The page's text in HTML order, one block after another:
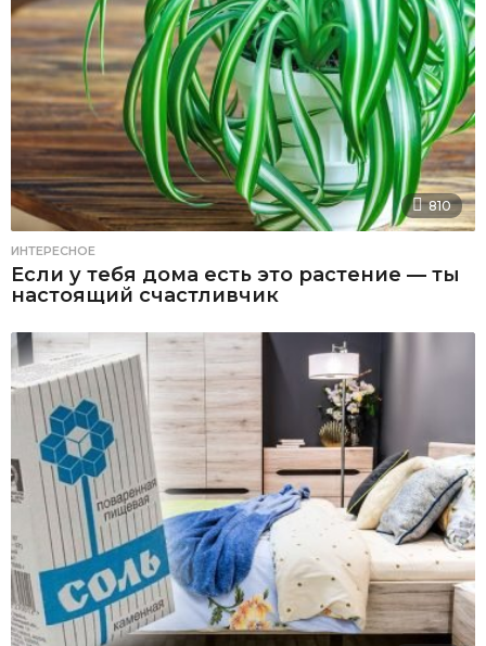
810
ИНТЕРЕСНОЕ
Если у тебя дома есть это растение — ты
настоящий счастливчик